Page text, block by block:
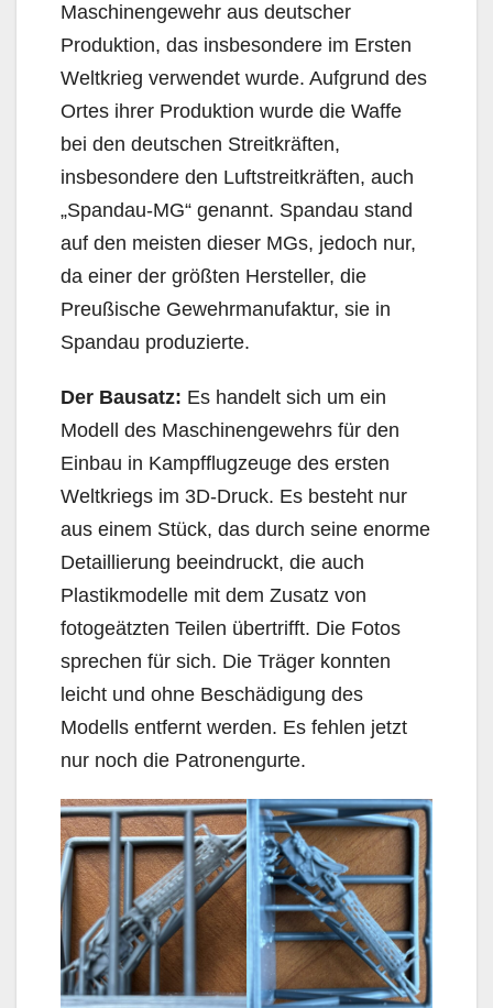
Maschinengewehr aus deutscher
Produktion, das insbesondere im Ersten
Weltkrieg verwendet wurde. Aufgrund des
Ortes ihrer Produktion wurde die Waffe
bei den deutschen Streitkräften,
insbesondere den Luftstreitkräften, auch
„Spandau-MG“ genannt. Spandau stand
auf den meisten dieser MGs, jedoch nur,
da einer der größten Hersteller, die
Preußische Gewehrmanufaktur, sie in
Spandau produzierte.
Der Bausatz: Es handelt sich um ein
Modell des Maschinengewehrs für den
Einbau in Kampfflugzeuge des ersten
Weltkriegs im 3D-Druck. Es besteht nur
aus einem Stück, das durch seine enorme
Detaillierung beeindruckt, die auch
Plastikmodelle mit dem Zusatz von
fotogeätzten Teilen übertrifft. Die Fotos
sprechen für sich. Die Träger konnten
leicht und ohne Beschädigung des
Modells entfernt werden. Es fehlen jetzt
nur noch die Patronengurte.